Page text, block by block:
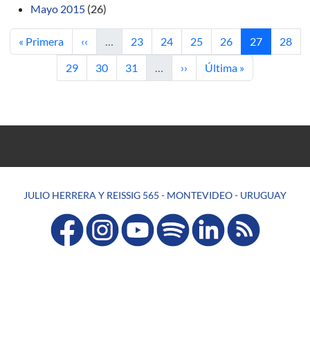
Mayo 2015 (26)
Primera página
« Primera Página anterior
‹‹ … Página
23 Página
24 Página
25 Página
26 Página
27
28
Página
29 Página
30 Página
31 … Siguiente página
›› Última página
Última »
JULIO HERRERA Y REISSIG 565 - MONTEVIDEO - URUGUAY